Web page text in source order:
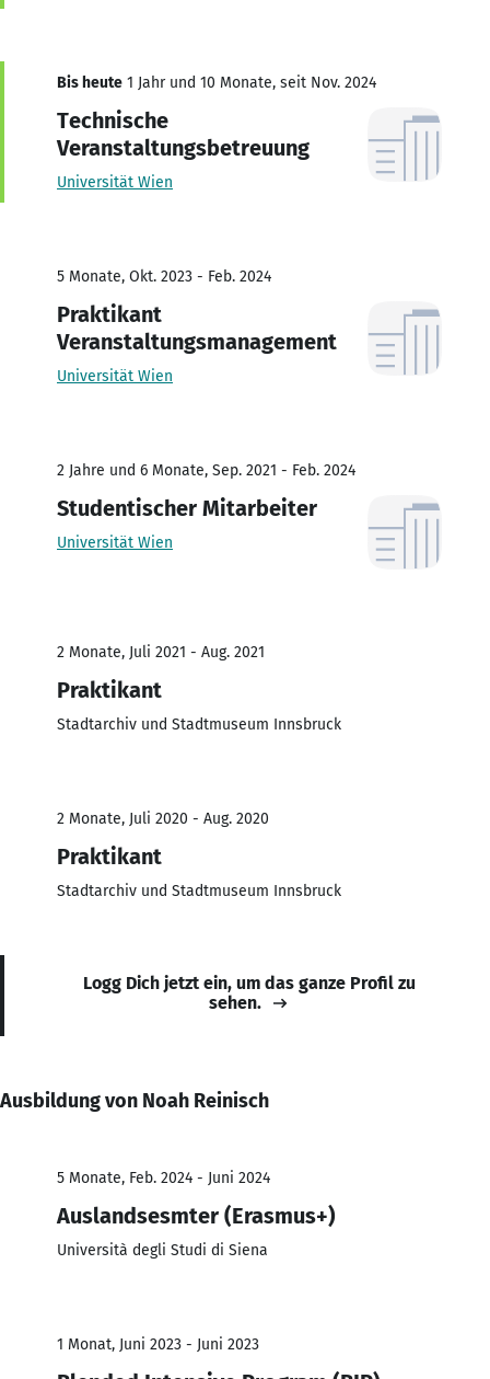
Bis heute 1 Jahr und 10 Monate, seit Nov. 2024
Technische
Veranstaltungsbetreuung
Universität Wien
5 Monate, Okt. 2023 - Feb. 2024
Praktikant
Veranstaltungsmanagement
Universität Wien
2 Jahre und 6 Monate, Sep. 2021 - Feb. 2024
Studentischer Mitarbeiter
Universität Wien
2 Monate, Juli 2021 - Aug. 2021
Praktikant
Stadtarchiv und Stadtmuseum Innsbruck
2 Monate, Juli 2020 - Aug. 2020
Praktikant
Stadtarchiv und Stadtmuseum Innsbruck
Logg Dich jetzt ein, um das ganze Profil zu
sehen.
Ausbildung von Noah Reinisch
5 Monate, Feb. 2024 - Juni 2024
Auslandsesmter (Erasmus+)
Università degli Studi di Siena
1 Monat, Juni 2023 - Juni 2023